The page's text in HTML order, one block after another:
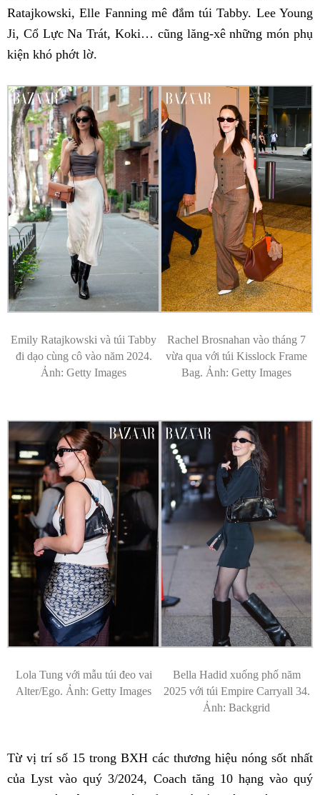
Ratajkowski, Elle Fanning mê đắm túi Tabby. Lee Young
Ji, Cổ Lực Na Trát, Koki… cũng lăng-xê những món phụ
kiện khó phớt lờ.
Emily Ratajkowski và túi Tabby
đi dạo cùng cô vào năm 2024.
Ảnh: Getty Images
Rachel Brosnahan vào tháng 7
vừa qua với túi Kisslock Frame
Bag. Ảnh: Getty Images
Lola Tung với mẫu túi đeo vai
Alter/Ego. Ảnh: Getty Images
Bella Hadid xuống phố năm
2025 với túi Empire Carryall 34.
Ảnh: Backgrid
Từ vị trí số 15 trong BXH các thương hiệu nóng sốt nhất
của Lyst vào quý 3/2024, Coach tăng 10 hạng vào quý